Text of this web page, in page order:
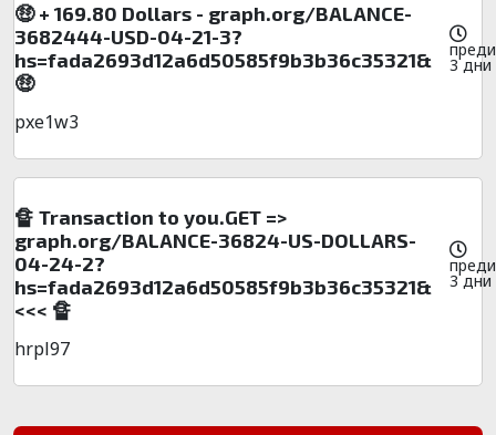
🤑 + 169.80 Dollars - graph.org/BALANCE-
3682444-USD-04-21-3?
hs=fada2693d12a6d50585f9b3b36c35321&
🤑
преди
3 дни
pxe1w3
🔏 Transaction to you.GET =>
graph.org/BALANCE-36824-US-DOLLARS-
04-24-2?
hs=fada2693d12a6d50585f9b3b36c35321&
<<< 🔏
преди
3 дни
hrpl97